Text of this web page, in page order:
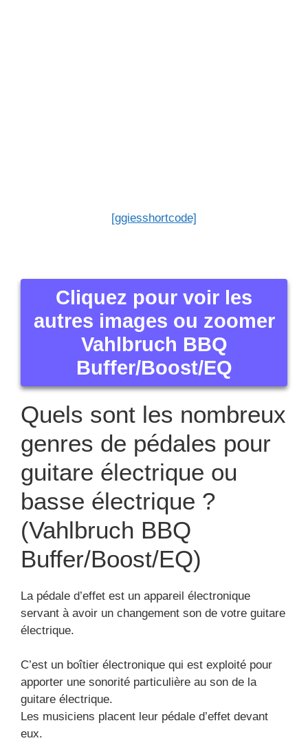
[ggiesshortcode]
Cliquez pour voir les
autres images ou zoomer
Vahlbruch BBQ
Buffer/Boost/EQ
Quels sont les nombreux
genres de pédales pour
guitare électrique ou
basse électrique ?
(Vahlbruch BBQ
Buffer/Boost/EQ)
La pédale d’effet est un appareil électronique
servant à avoir un changement son de votre guitare
électrique.
C’est un boîtier électronique qui est exploité pour
apporter une sonorité particulière au son de la
guitare électrique.
Les musiciens placent leur pédale d’effet devant
eux.